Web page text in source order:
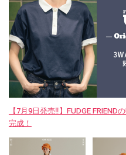
【7月9日発売‼︎】FUDGE FRIEND
完成！